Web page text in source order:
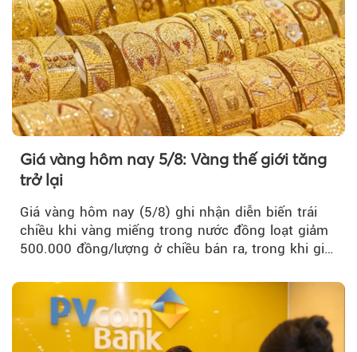
Giá vàng hôm nay 5/8: Vàng thế giới tăng
trở lại
Giá vàng hôm nay (5/8) ghi nhận diễn biến trái
chiều khi vàng miếng trong nước đồng loạt giảm
500.000 đồng/lượng ở chiều bán ra, trong khi giá
thương hiệu.